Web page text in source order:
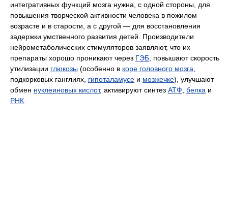
интегративных функций мозга нужна, с одной стороны, для
повышения творческой активности человека в пожилом
возрасте и в старости, а с другой — для восстановления
задержки умственного развития детей. Производители
нейрометаболических стимуляторов заявляют, что их
препараты хорошо проникают через ГЭБ, повышают скорость
утилизации глюкозы (особенно в коре головного мозга,
подкорковых ганглиях, гипоталамусе и мозжечке), улучшают
обмен нуклеиновых кислот, активируют синтез АТФ, белка и
РНК.